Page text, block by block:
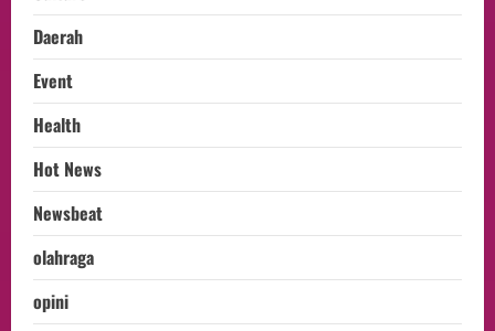
Daerah
Event
Health
Hot News
Newsbeat
olahraga
opini